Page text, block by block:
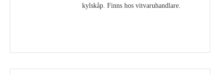
kylskåp. Finns hos vitvaruhandlare.